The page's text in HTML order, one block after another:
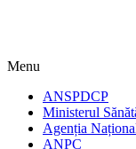
Menu
ANSPDCP
Ministerul
Agenția
ANPC